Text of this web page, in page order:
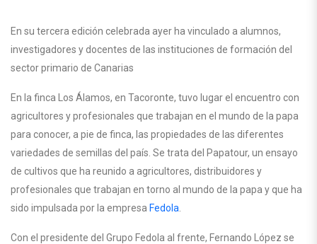
En su tercera edición celebrada ayer ha vinculado a alumnos,
investigadores y docentes de las instituciones de formación del
sector primario de Canarias
En la finca Los Álamos, en Tacoronte, tuvo lugar el encuentro con
agricultores y profesionales que trabajan en el mundo de la papa
para conocer, a pie de finca, las propiedades de las diferentes
variedades de semillas del país. Se trata del Papatour, un ensayo
de cultivos que ha reunido a agricultores, distribuidores y
profesionales que trabajan en torno al mundo de la papa y que ha
sido impulsada por la empresa Fedola
Con el presidente del Grupo Fedola al frente, Fernando López se